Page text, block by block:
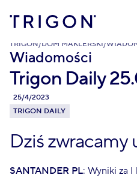
TRIGON/DOM MAKLERSKI/
Wiadomości
Trigon Daily
25/4/2023
TRIGON DAILY
Dziś zwracamy
SANTANDER PL: Wyniki za I